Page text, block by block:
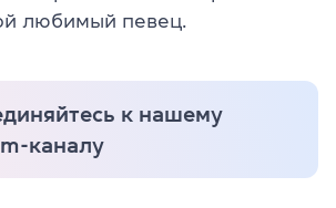
любимый певец.
к нашему
каналу